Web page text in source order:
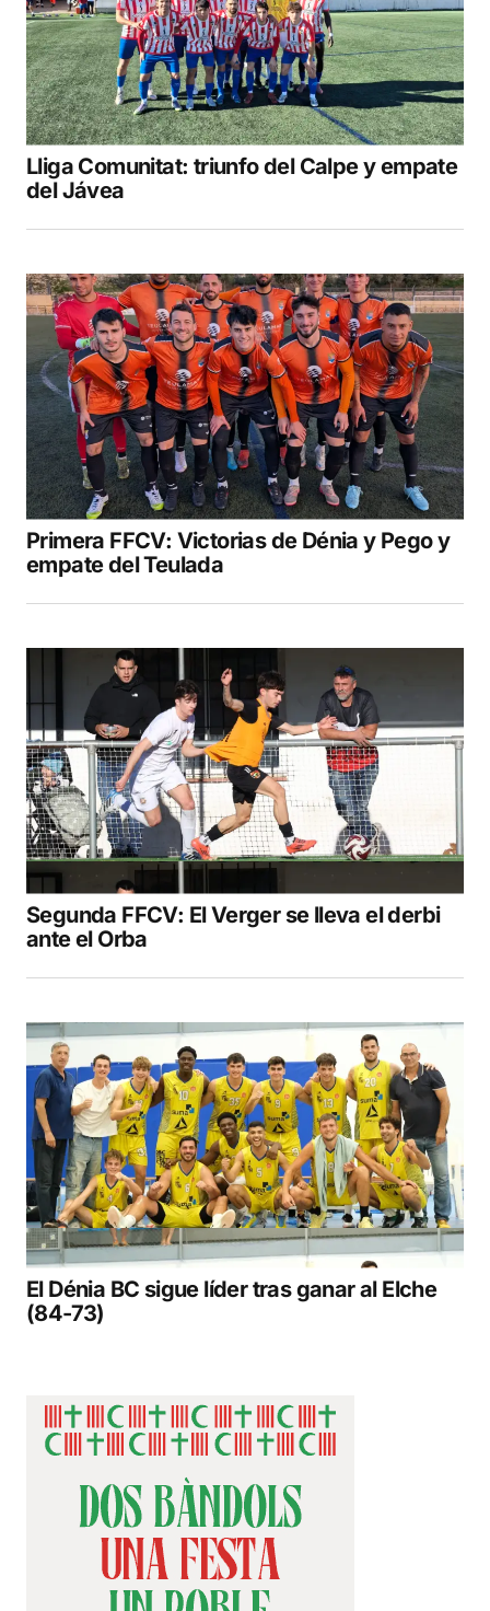
Lliga Comunitat: triunfo del Calpe y empate
del Jávea
Primera FFCV: Victorias de Dénia y Pego y
empate del Teulada
Segunda FFCV: El Verger se lleva el derbi
ante el Orba
El Dénia BC sigue líder tras ganar al Elche
(84-73)